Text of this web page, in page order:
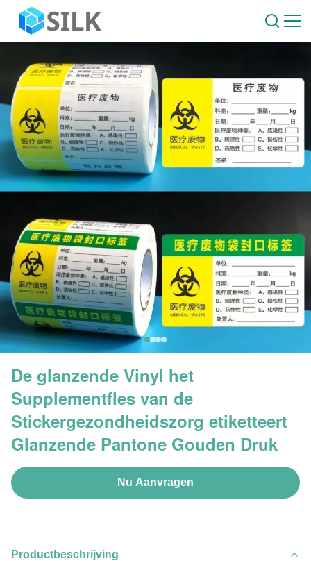
De glanzende Vinyl het
Supplementfles van de
Stickergezondheidszorg etiketteert
Glanzende Pantone Gouden Druk
Nu Aanvragen
Productbeschrijving